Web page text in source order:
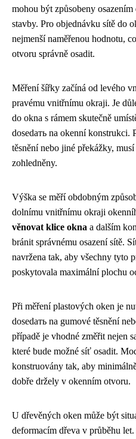
mohou být způsobeny
stavby. Pro objednávku sítě do
nejmenší naměřenou hodnotu,
otvoru správně osadit.
Měření šířky začíná od levého
pravému vnitřnímu okraji. Je
do okna s rámem skutečně
dosedать na okenní konstrukci.
těsnění nebo jiné překážky,
zohledněny.
Výška se měří obdobným
dolnímu vnitřnímu okraji
věnovat klice okna a dalším
bránit správnému osazení sítě.
navržena tak, aby všechny tyto
poskytovala maximální plochu
Při měření plastových oken je
dosedать na gumové těsnění
případě je vhodné změřit nejen
které bude možné síť osadit.
konstruovány tak, aby
dobře držely v okenním otvoru.
U dřevěných oken může být
deformacím dřeva v průběhu